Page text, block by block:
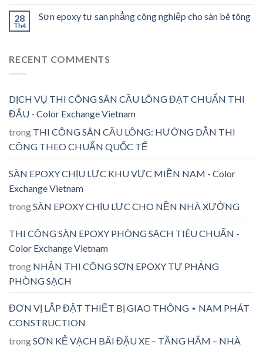
28
Th4
Sơn epoxy tự san phẳng công nghiệp cho sàn bê tông
RECENT COMMENTS
DỊCH VỤ THI CÔNG SÂN CẦU LÔNG ĐẠT CHUẨN THI
ĐẤU - Color Exchange Vietnam
trong THI CÔNG SÂN CẦU LÔNG: HƯỚNG DẪN THI
CÔNG THEO CHUẨN QUỐC TẾ
SÀN EPOXY CHỊU LỰC KHU VỰC MIỀN NAM - Color
Exchange Vietnam
trongSÀN EPOXY CHỊU LỰC CHO NỀN NHÀ XƯỞNG
THI CÔNG SÀN EPOXY PHÒNG SẠCH TIÊU CHUẨN -
Color Exchange Vietnam
trong NHẬN THI CÔNG SƠN EPOXY TỰ PHẲNG
PHÒNG SẠCH
ĐƠN VỊ LẮP ĐẶT THIẾT BỊ GIAO THÔNG ⋆ NAM PHÁT
CONSTRUCTION
trongSƠN KẺ VẠCH BÃI ĐẬU XE – TẦNG HẦM – NHÀ